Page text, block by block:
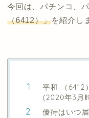
今回は、パチンコ、
（6412）」を紹介し
平和 （6412
(2020年3月
優待はいつ